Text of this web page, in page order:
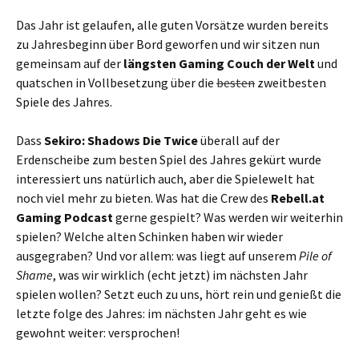
Das Jahr ist gelaufen, alle guten Vorsätze wurden bereits
zu Jahresbeginn über Bord geworfen und wir sitzen nun
gemeinsam auf der längsten Gaming Couch der Welt und
quatschen in Vollbesetzung über die besten zweitbesten
Spiele des Jahres.
Dass Sekiro: Shadows Die Twiceüberall auf der
Erdenscheibe zum besten Spiel des Jahres gekürt wurde
interessiert uns natürlich auch, aber die Spielewelt hat
noch viel mehr zu bieten. Was hat die Crew des Rebell.at
Gaming Podcast gerne gespielt? Was werden wir weiterhin
spielen? Welche alten Schinken haben wir wieder
ausgegraben? Und vor allem: was liegt auf unserem Pile of
Shame, was wir wirklich (echt jetzt) im nächsten Jahr
spielen wollen? Setzt euch zu uns, hört rein und genießt die
letzte folge des Jahres: im nächsten Jahr geht es wie
gewohnt weiter: versprochen!